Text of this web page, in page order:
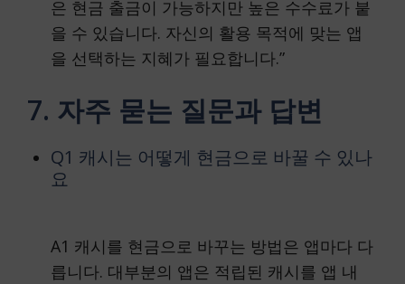
은 현금 출금이 가능하지만 높은 수수료가 붙
을 수 있습니다. 자신의 활용 목적에 맞는 앱
을 선택하는 지혜가 필요합니다.”
7. 자주 묻는 질문과 답변
Q1 캐시는 어떻게 현금으로 바꿀 수 있나
요
A1 캐시를 현금으로 바꾸는 방법은 앱마다 다
릅니다. 대부분의 앱은 적립된 캐시를 앱 내